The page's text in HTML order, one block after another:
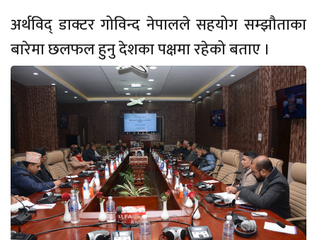
अर्थविद् डाक्टर गोविन्द नेपालले सहयोग सम्झौताका
बारेमा छलफल हुनु देशका पक्षमा रहेको बताए ।